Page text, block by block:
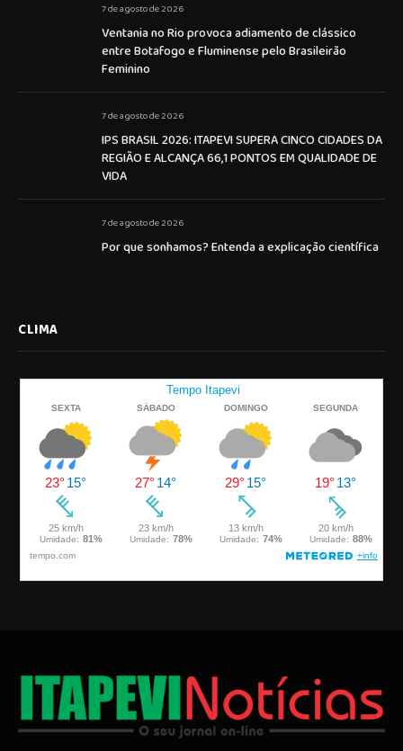
7 de agosto de 2026
Ventania no Rio provoca adiamento de clássico
entre Botafogo e Fluminense pelo Brasileirão
Feminino
7 de agosto de 2026
IPS BRASIL 2026: ITAPEVI SUPERA CINCO CIDADES DA
REGIÃO E ALCANÇA 66,1 PONTOS EM QUALIDADE DE
VIDA
7 de agosto de 2026
Por que sonhamos? Entenda a explicação científica
CLIMA